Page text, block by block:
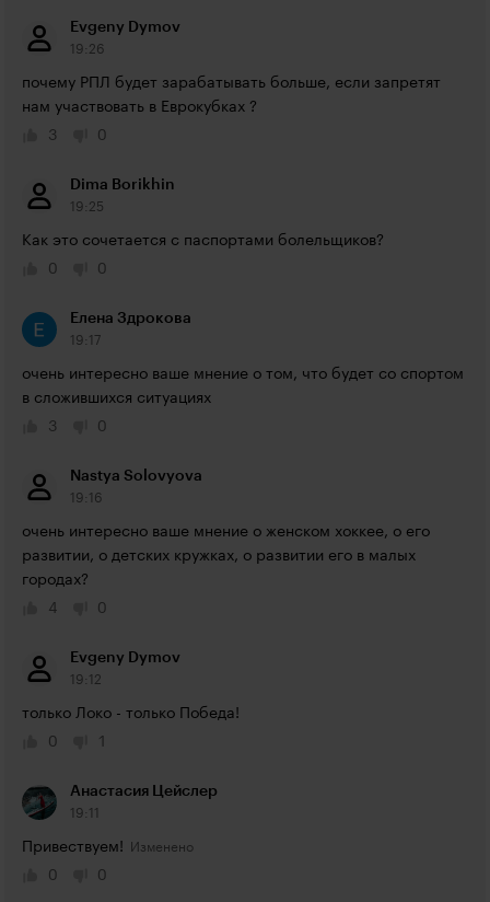
Evgeny Dymov
19:26
почему РПЛ будет зарабатывать больше, если запретят
нам участвовать в Еврокубках ?
3
0
Dima Borikhin
19:25
Как это сочетается с паспортами болельщиков?
0
0
Елена Здрокова
19:17
очень интересно ваше мнение о том, что будет со спортом
в сложившихся ситуациях
3
0
Nastya Solovyova
19:16
очень интересно ваше мнение о женском хоккее, о его
развитии, о детских кружках, о развитии его в малых
городах?
4
0
Evgeny Dymov
19:12
только Локо - только Победа!
0
1
Анастасия Цейслер
19:11
Привествуем!
0
0